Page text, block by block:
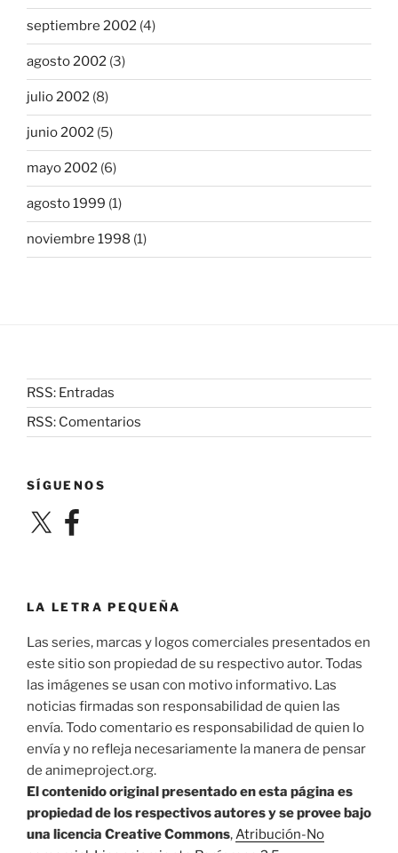
septiembre 2002 (4)
agosto 2002 (3)
julio 2002 (8)
junio 2002 (5)
mayo 2002 (6)
agosto 1999 (1)
noviembre 1998 (1)
RSS: Entradas
RSS: Comentarios
SÍGUENOS
X Facebook
LA LETRA PEQUEÑA
Las series, marcas y logos comerciales presentados en
este sitio son propiedad de su respectivo autor. Todas
las imágenes se usan con motivo informativo. Las
noticias firmadas son responsabilidad de quien las
envía. Todo comentario es responsabilidad de quien lo
envía y no refleja necesariamente la manera de pensar
de animeproject.org.
El contenido original presentado en esta página es
propiedad de los respectivos autores y se provee bajo
una licencia Creative Commons,Atribución-No